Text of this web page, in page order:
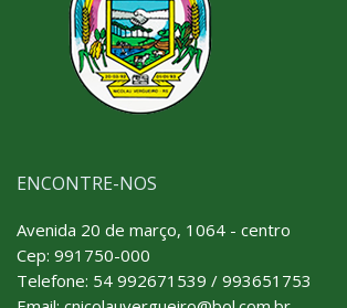
ENCONTRE-NOS
Avenida 20 de março, 1064 - centro
Cep: 991750-000
Telefone: 54 992671539 / 993651753